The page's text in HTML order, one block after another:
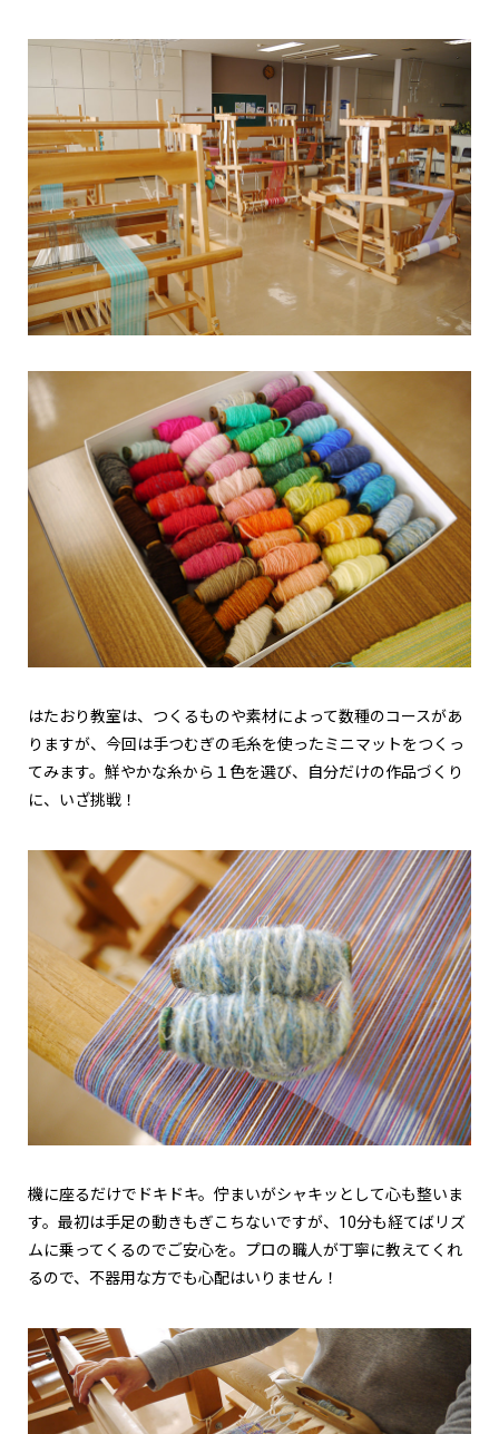
はたおり教室は、つくるものや素材によって数種のコースがあ
りますが、今回は手つむぎの毛糸を使ったミニマットをつくっ
てみます。鮮やかな糸から１色を選び、自分だけの作品づくり
に、いざ挑戦！
機に座るだけでドキドキ。佇まいがシャキッとして心も整いま
す。最初は手足の動きもぎこちないですが、10分も経てばリズ
ムに乗ってくるのでご安心を。プロの職人が丁寧に教えてくれ
るので、不器用な方でも心配はいりません！